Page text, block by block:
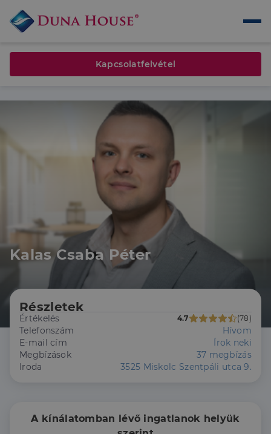
Kapcsolatfelvétel
Kalas Csaba Péter
Részletek
Értékelés 4.7 (78)
Telefonszám
Hívom
E-mail cím
Írok neki
Megbízások
37 megbízás
Iroda
3525 Miskolc Szentpáli utca 9.
A kínálatomban lévő ingatlanok helyük